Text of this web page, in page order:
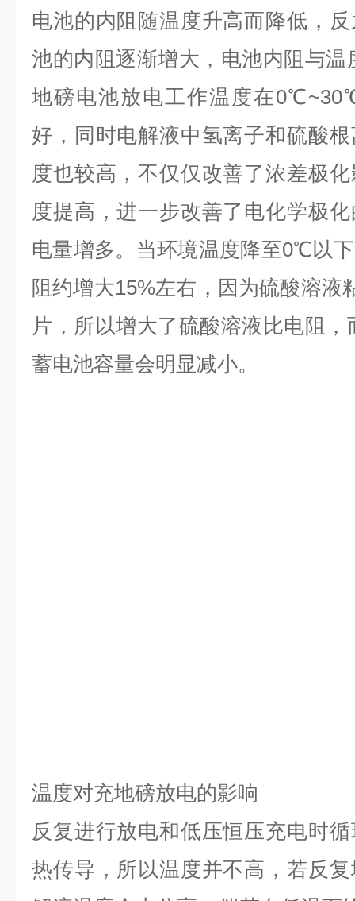
电池的内阻随温度升高而降低，
池的内阻逐渐增大，电池内阻与
地磅电池放电工作温度在
好，同时电解液中氢离子和硫酸
度也较高，不仅仅改善了浓差极
度提高，进一步改善了电化学极
电量增多。当环境温度降至0℃以
阻约增大15%左右，因为硫酸溶液
片，所以增大了硫酸溶液比电阻
蓄电池容量会明显减小。
温度对充地磅放电的影响
反复进行放电和低压恒压充电时
热传导，所以温度并不高，若反